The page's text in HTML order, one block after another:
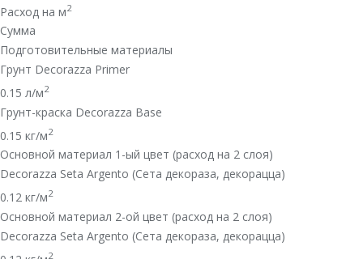
Расход на м2
Сумма
Подготовительные материалы
Грунт Decorazza Primer
0.15 л/м2
Грунт-краска Decorazza Base
0.15 кг/м2
Основной материал 1-ый цвет (расход на 2 слоя)
Decorazza Seta Argento (Сета декораза, декорацца)
0.12 кг/м2
Основной материал 2-ой цвет (расход на 2 слоя)
Decorazza Seta Argento (Сета декораза, декорацца)
2